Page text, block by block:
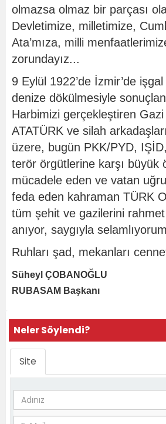
olmazsa olmaz bir parçası
Devletimize, milletimize,
Ata’mıza, milli
zorundayız...
9 Eylül 1922’de İzmir’de
denize dökülmesiyle
Harbimizi gerçekleştiren
ATATÜRK ve silah
üzere, bugün PKK/PYD,
terör örgütlerine karşı büyük
mücadele eden ve vatan
feda eden kahraman TÜRK
tüm şehit ve gazilerini
anıyor, saygıyla
Ruhları şad, mekanları
Süheyl ÇOBANOĞLU
RUBASAM Başkanı
Neler Söylendi?
Site